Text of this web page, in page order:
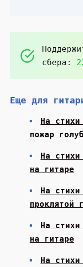
сбера:
Еще для
На
пожар
На
на гитаре
На
проклятой
На
на гитаре
На